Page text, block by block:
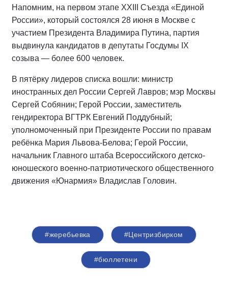
Напомним, на первом этапе XXIII Съезда «Единой
России», который состоялся 28 июня в Москве с
участием Президента Владимира Путина, партия
выдвинула кандидатов в депутаты Госдумы IX
созыва — более 600 человек.
В пятёрку лидеров списка вошли: министр
иностранных дел России Сергей Лавров; мэр Москвы
Сергей Собянин; Герой России, заместитель
гендиректора ВГТРК Евгений Поддубный;
уполномоченный при Президенте России по правам
ребёнка Мария Львова-Белова; Герой России,
начальник Главного штаба Всероссийского детско-
юношеского военно-патриотического общественного
движения «Юнармия» Владислав Головин.
#жеребьевка #Центризбирком
#бюллетени